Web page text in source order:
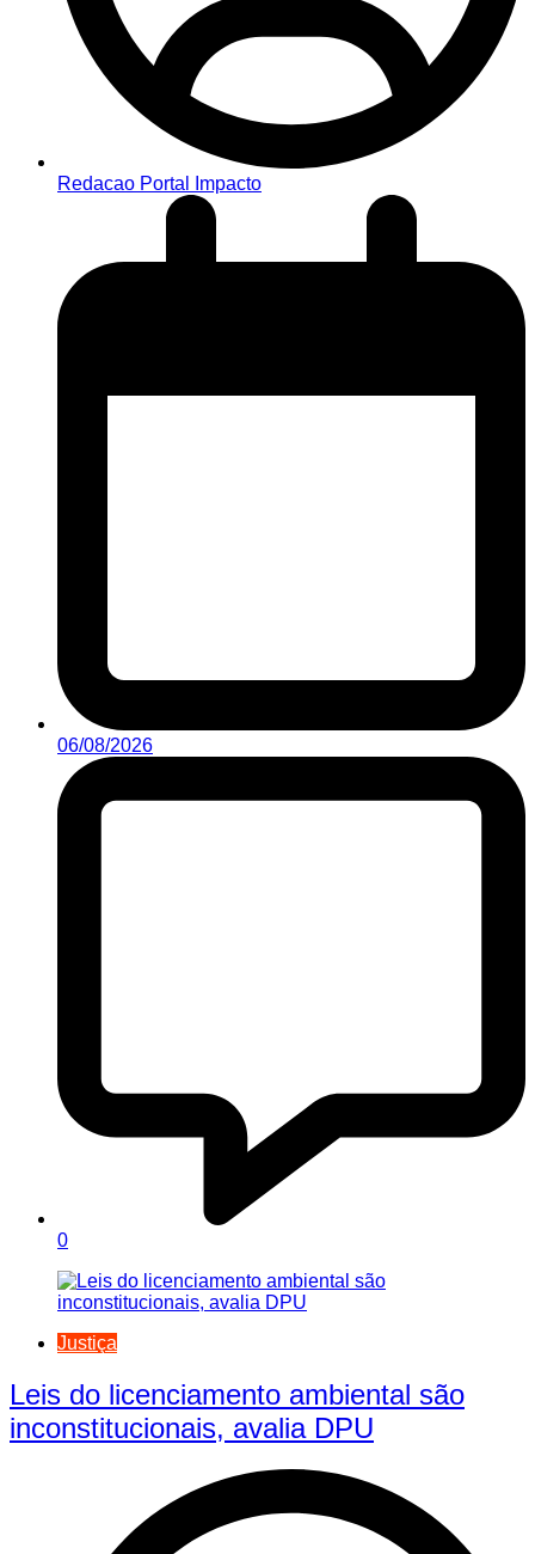
Redacao Portal Impacto
06/08/2026
0
Justiça
Leis do licenciamento ambiental são
inconstitucionais, avalia DPU